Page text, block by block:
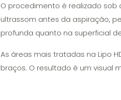
O procedimento é realizado sob
ultrassom antes da aspiração,
profunda quanto na superficial
As áreas mais tratadas na Lipo
braços. O resultado é um visual